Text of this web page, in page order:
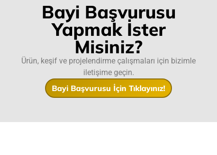
Bayi Başvurusu
Yapmak İster
Misiniz?
Ürün, keşif ve projelendirme çalışmaları için bizimle
iletişime geçin.
Bayi Başvurusu İçin Tıklayınız!